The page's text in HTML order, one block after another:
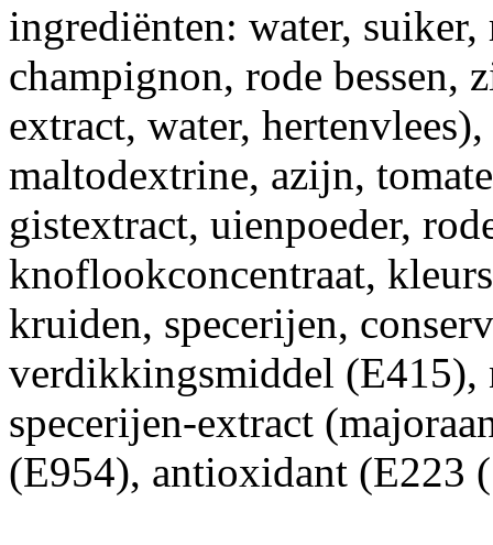
ingrediënten: water,
champignon, rode
extract, water,
maltodextrine, azijn,
gistextract, uienpoeder,
knoflookconcentraat,
kruiden, specerijen,
verdikkingsmiddel
specerijen-extract
(E954), antioxidant (E223